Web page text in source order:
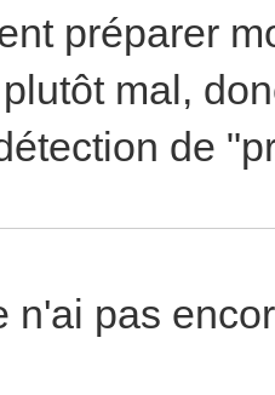
préparer
mal,
de
n'ai pas